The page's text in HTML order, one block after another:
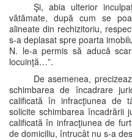
Şi, abia ulterior
vătămate, după cum se
alineate din rechizitoriu,
s-a deplasat spre poarta
N. le-a permis să aducă
locuinţă…”.
De asemenea,
schimbarea de încadrare
calificată în infracţiunea de
solicite schimbarea încadrării
calificată în infracţiunea de
de domiciliu, întrucât nu s-a